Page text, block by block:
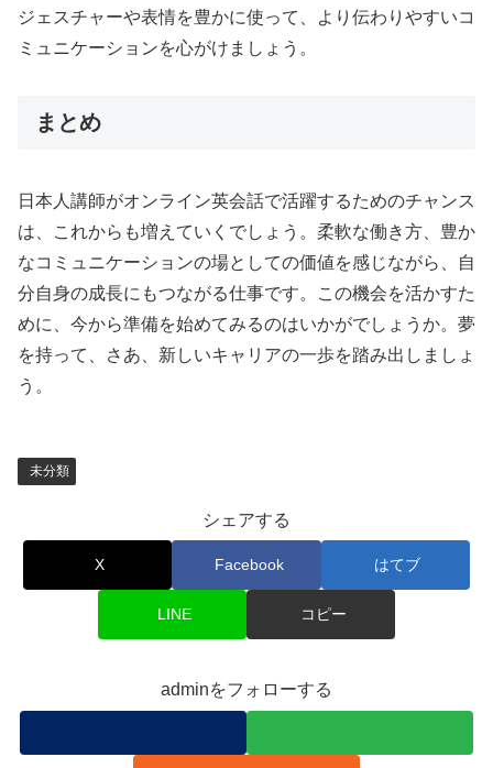
ジェスチャーや表情を豊かに使って、より伝わりやすいコ
ミュニケーションを心がけましょう。
まとめ
日本人講師がオンライン英会話で活躍するためのチャンス
は、これからも増えていくでしょう。柔軟な働き方、豊か
なコミュニケーションの場としての価値を感じながら、自
分自身の成長にもつながる仕事です。この機会を活かすた
めに、今から準備を始めてみるのはいかがでしょうか。夢
を持って、さあ、新しいキャリアの一歩を踏み出しましょ
う。
未分類
シェアする
X Facebook はてブ
LINE コピー
adminをフォローする